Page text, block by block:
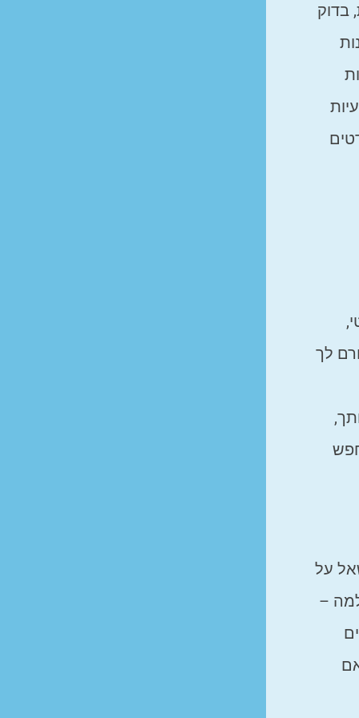
בדוק
לך
על
–